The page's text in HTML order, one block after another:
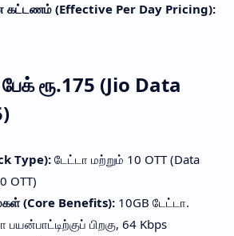
கட்டணம் (Effective Per Day Pricing):
ரூ.175 (Jio Data
Type):டேட்டா மற்றும் 10 OTT (Data
OTT)
(Core Benefits): 10GB டேட்டா.
பிறகு, 64 Kbps